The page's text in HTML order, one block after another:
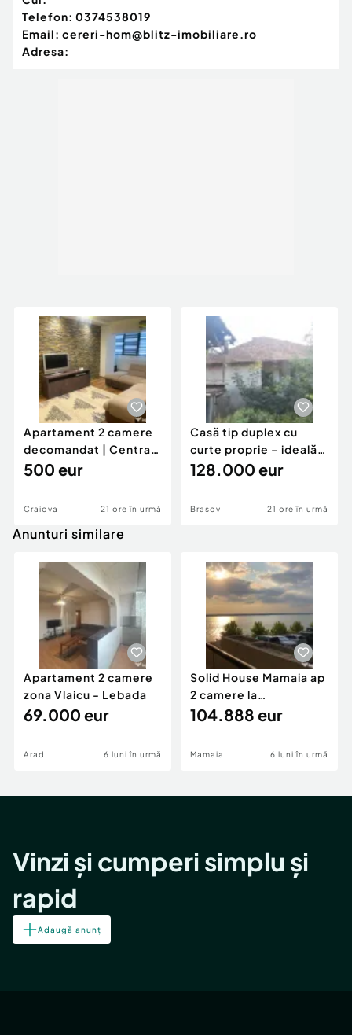
Telefon: 0374538019
Email: cereri-hom@blitz-imobiliare.ro
Adresa:
Apartament 2 camere
decomandat | Centrală
proprie | 60 mp |
500 eur
Craiova 21 ore în urmă
Casă tip duplex cu
curte proprie – ideală
pentru renovar
128.000 eur
Brasov 21 ore în urmă
Anunturi similare
Apartament 2 camere
zona Vlaicu - Lebada
69.000 eur
Arad 6 luni în urmă
Solid House Mamaia ap
2 camere la
cheie,langa Mega
104.888 eur
Mamaia 6 luni în urmă
Vinzi și cumperi simplu și
rapid
Adaugă anunț